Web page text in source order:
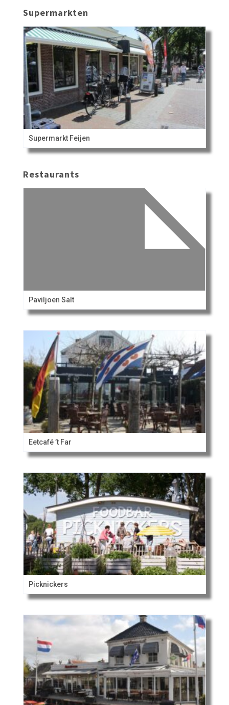
Supermarkten
Supermarkt Feijen
Restaurants
Paviljoen Salt
Eetcafé ’t Far
Picknickers